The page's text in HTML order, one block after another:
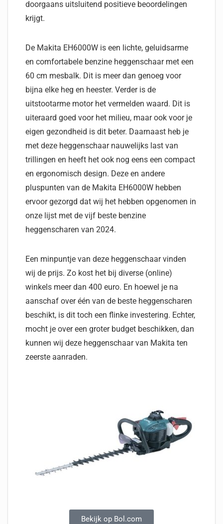
doorgaans uitsluitend positieve beoordelingen
krijgt.
De Makita EH6000W is een lichte, geluidsarme
en comfortabele benzine heggenschaar met een
60 cm mesbalk. Dit is meer dan genoeg voor
bijna elke heg en heester. Verder is de
uitstootarme motor het vermelden waard. Dit is
uiteraard goed voor het milieu, maar ook voor je
eigen gezondheid is dit beter. Daarnaast heb je
met deze heggenschaar nauwelijks last van
trillingen en heeft het ook nog eens een compact
en ergonomisch design. Deze en andere
pluspunten van de Makita EH6000W hebben
ervoor gezorgd dat wij het hebben opgenomen in
onze lijst met de vijf beste benzine
heggenscharen van 2024.
Een minpuntje van deze heggenschaar vinden
wij de prijs. Zo kost het bij diverse (online)
winkels meer dan 400 euro. En hoewel je na
aanschaf over één van de beste heggenscharen
beschikt, is dit toch een flinke investering. Echter,
mocht je over een groter budget beschikken, dan
kunnen wij deze heggenschaar van Makita ten
zeerste aanraden.
Bekijk op Bol.com